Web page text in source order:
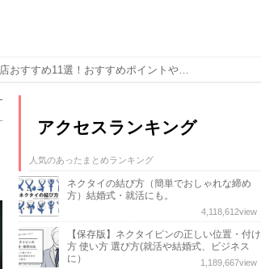
【宇都宮】着物買取店おすすめ11選！おすすめポイントや口コミをご紹介！
アクセスランキング
人気のあったまとめランキング
ネクタイの結び方（簡単でおしゃれな締め
方）結婚式・就活にも。
4,118,612view
【保存版】ネクタイピンの正しい位置・付け
方 使い方 選び方(就活や結婚式、ビジネス
に）
1,189,667view